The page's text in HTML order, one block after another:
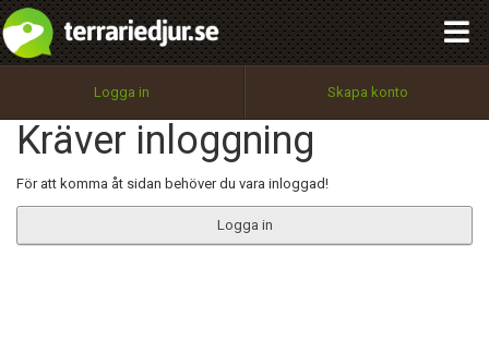
Logga in Skapa konto
Kräver inloggning
För att komma åt sidan behöver du vara inloggad!
Logga in
Utför
100%
OK
integritetspolicy
Namn:
Epost:
Begär nytt lösenord
Tillbaka till förstasidan